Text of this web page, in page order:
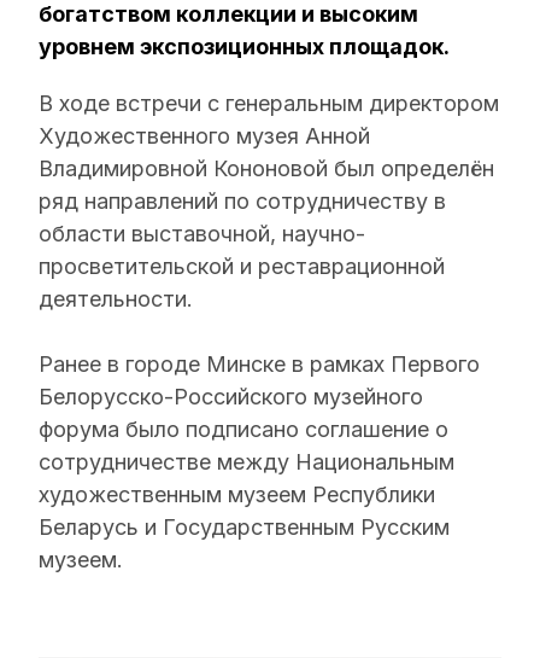
богатством коллекции и высоким
уровнем экспозиционных площадок.
В ходе встречи с генеральным директором
Художественного музея Анной
Владимировной Кононовой был определён
ряд направлений по сотрудничеству в
области выставочной, научно-
просветительской и реставрационной
деятельности.
Ранее в городе Минске в рамках Первого
Белорусско-Российского музейного
форума было подписано соглашение о
сотрудничестве между Национальным
художественным музеем Республики
Беларусь и Государственным Русским
музеем.